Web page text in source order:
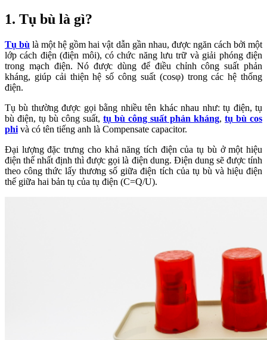
1. Tụ bù là gì?
Tụ bù là một hệ gồm hai vật dẫn gần nhau, được ngăn cách bởi một
lớp cách điện (điện môi), có chức năng lưu trữ và giải phóng điện
trong mạch điện. Nó được dùng để điều chỉnh công suất phản
kháng, giúp cải thiện hệ số công suất (cosφ) trong các hệ thống
điện.
Tụ bù thường được gọi bằng nhiều tên khác nhau như: tụ điện, tụ
bù điện, tụ bù công suất, tụ bù công suất phản kháng, tụ bù cos
phi và có tên tiếng anh là Compensate capacitor.
Đại lượng đặc trưng cho khả năng tích điện của tụ bù ở một hiệu
điện thế nhất định thì được gọi là điện dung. Điện dung sẽ được tính
theo công thức lấy thương số giữa điện tích của tụ bù và hiệu điện
thế giữa hai bản tụ của tụ điện (C=Q/U).